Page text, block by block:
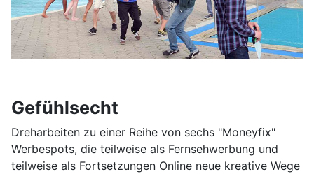
Gefühlsecht
Dreharbeiten zu einer Reihe von sechs "Moneyfix"
Werbespots, die teilweise als Fernsehwerbung und
teilweise als Fortsetzungen Online neue kreative Wege